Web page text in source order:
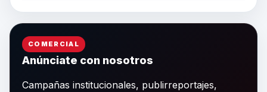
COMERCIAL
Anúnciate con nosotros
Campañas institucionales, publirreportajes,